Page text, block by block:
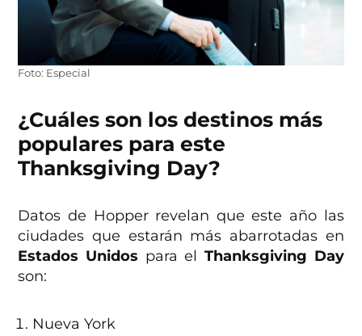
Foto: Especial
¿Cuáles son los destinos más
populares para este
Thanksgiving Day?
Datos de Hopper revelan que este año las
ciudades que estarán más abarrotadas en
Estados Unidos para el Thanksgiving Day
son:
Nueva York